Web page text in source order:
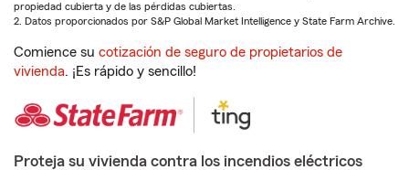
propiedad cubierta y de las pérdidas cubiertas.
2. Datos proporcionados por S&P Global Market Intelligence y State Farm Archive.
Comience su cotización de seguro de propietarios de
vivienda. ¡Es rápido y sencillo!
Proteja su vivienda contra los incendios eléctricos